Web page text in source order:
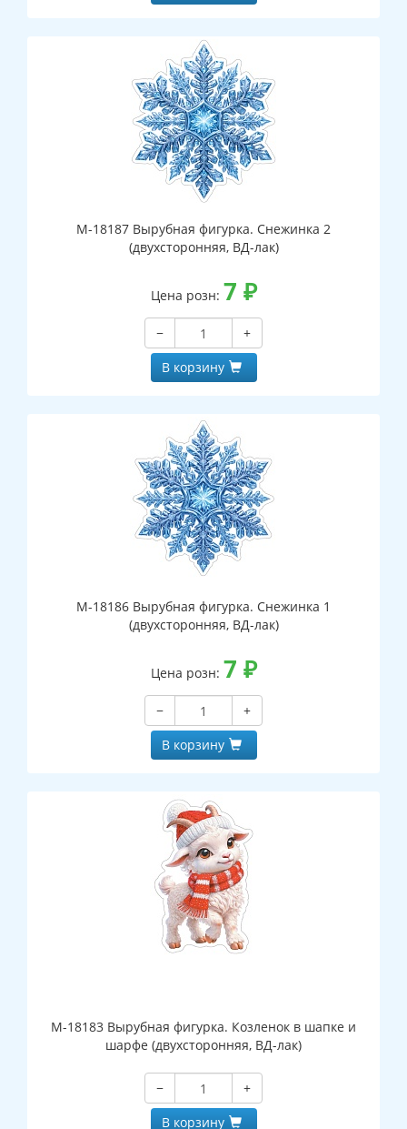
М-18187 Вырубная фигурка. Снежинка 2
(двухсторонняя, ВД-лак)
Цена розн: 7 ₽
−
+
В корзину
М-18186 Вырубная фигурка. Снежинка 1
(двухсторонняя, ВД-лак)
Цена розн: 7 ₽
−
+
В корзину
М-18183 Вырубная фигурка. Козленок в шапке и
шарфе (двухсторонняя, ВД-лак)
−
+
В корзину